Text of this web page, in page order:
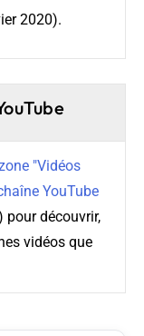
2020).
"Vidéos
YouTube
pour découvrir,
vidéos que